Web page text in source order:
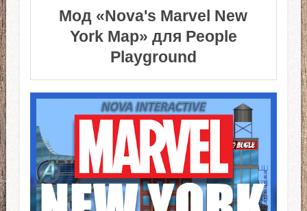
Мод «Nova's Marvel New
York Map» для People
Playground